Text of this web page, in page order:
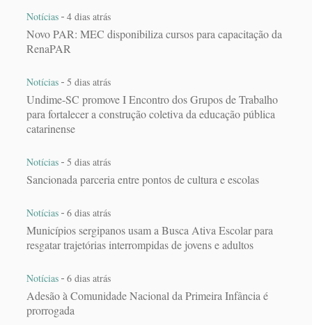
Notícias - 4 dias atrás
Novo PAR: MEC disponibiliza cursos para capacitação da
RenaPAR
Notícias - 5 dias atrás
Undime-SC promove I Encontro dos Grupos de Trabalho
para fortalecer a construção coletiva da educação pública
catarinense
Notícias - 5 dias atrás
Sancionada parceria entre pontos de cultura e escolas
Notícias - 6 dias atrás
Municípios sergipanos usam a Busca Ativa Escolar para
resgatar trajetórias interrompidas de jovens e adultos
Notícias - 6 dias atrás
Adesão à Comunidade Nacional da Primeira Infância é
prorrogada